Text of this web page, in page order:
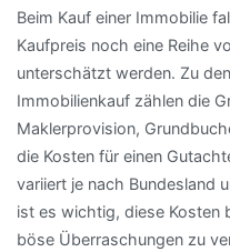
Beim Kauf einer Immobilie
Kaufpreis noch eine Reihe
unterschätzt werden. Zu
Immobilienkauf zählen die
Maklerprovision,
die Kosten für einen
variiert je nach Bundesland
ist es wichtig, diese Kosten
böse Überraschungen zu